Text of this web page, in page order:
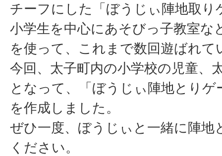
チーフにした「ぼうじぃ陣地取り
小学生を中心にあそびっ子教室な
を使って、これまで数回遊ばれて
今回、太子町内の小学校の児童、
となって、「ぼうじぃ陣地とり
を作成しました。
ぜひ一度、ぼうじぃと一緒に陣地
ください。